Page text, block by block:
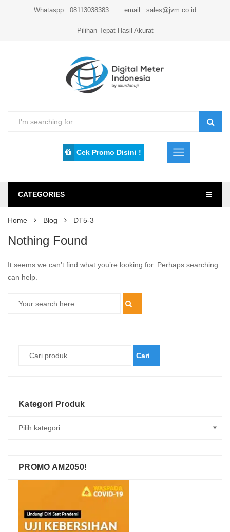
Whataspp : 08113038383 email : sales@jvm.co.id
Pilihan Tepat Hasil Akurat
Cek Promo Disini !
CATEGORIES
Home Blog DT5-3
Nothing Found
It seems we can’t find what you’re looking for. Perhaps searching
can help.
Cari
Kategori Produk
PROMO AM2050!